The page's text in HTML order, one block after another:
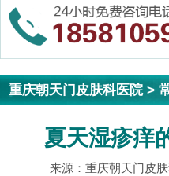
重庆朝天门皮肤科医院>
夏天湿疹痒
来源：重庆朝天门皮